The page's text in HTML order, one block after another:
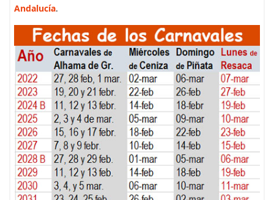
Andalucía.